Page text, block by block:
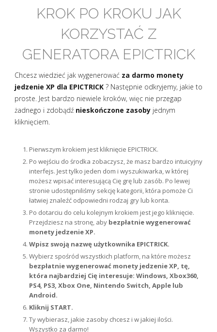
KROK PO KROKU JAK
KORZYSTAĆ Z
GENERATORA EPICTRICK
Chcesz wiedzieć jak wygenerować za darmo monety
jedzenie XP dla EPICTRICK ? Następnie odkryjemy, jakie to
proste. Jest bardzo niewiele kroków, więc nie przegap
żadnego i zdobądź nieskończone zasoby jednym
kliknięciem.
Pierwszym krokiem jest kliknięcie EPICTRICK.
Po wejściu do środka zobaczysz, że masz bardzo intuicyjny
interfejs. Jest tylko jeden dom i wyszukiwarka, w której
możesz wpisać interesującą Cię grę lub zasób. Po lewej
stronie udostępniliśmy sekcję kategorii, która pomoże Ci
łatwiej znaleźć odpowiedni rodzaj gry lub konta.
Po dotarciu do celu kolejnym krokiem jest jego kliknięcie.
Przejdziesz na stronę, aby bezpłatnie wygenerować
monety jedzenie XP.
Wpisz swoją nazwę użytkownika EPICTRICK.
Wybierz spośród wszystkich platform, na które możesz
bezpłatnie wygenerować monety jedzenie XP, tę,
która najbardziej Cię interesuje: Windows, Xbox360,
PS4, PS3, Xbox One, Nintendo Switch, Apple lub
Android.
Kliknij START.
Ty wybierasz, jakie zasoby chcesz i w jakiej ilości.
Wszystko za darmo!